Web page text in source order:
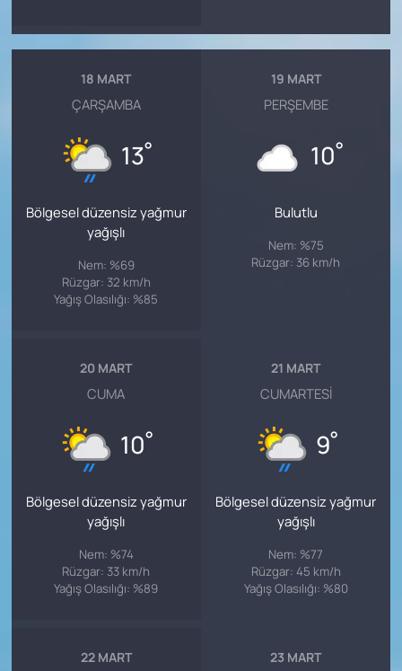
18 MART
ÇARŞAMBA
13°
Bölgesel düzensiz yağmur
yağışlı
Nem: %69
Rüzgar: 32 km/h
Yağış Olasılığı: %85
19 MART
PERŞEMBE
10°
Bulutlu
Nem: %75
Rüzgar: 36 km/h
20 MART
CUMA
10°
Bölgesel düzensiz yağmur
yağışlı
Nem: %74
Rüzgar: 33 km/h
Yağış Olasılığı: %89
21 MART
CUMARTESI
9°
Bölgesel düzensiz yağmur
yağışlı
Nem: %77
Rüzgar: 45 km/h
Yağış Olasılığı: %80
22 MART 23 MART